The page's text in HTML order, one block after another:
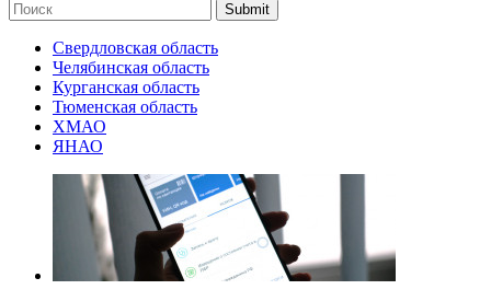
Submit
Свердловская область
Челябинская область
Курганская область
Тюменская область
ХМАО
ЯНАО